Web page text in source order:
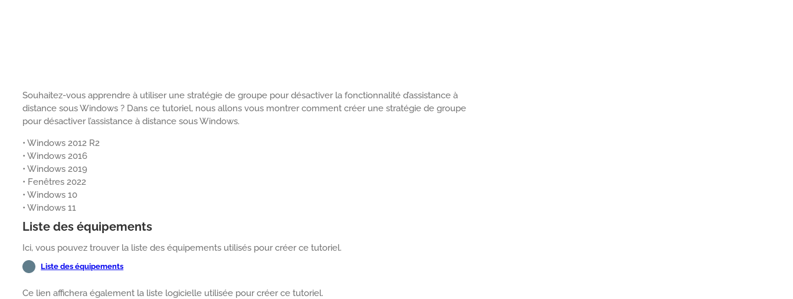
Souhaitez-vous apprendre à utiliser une stratégie de groupe pour désactiver la fonctionnalité d’assistance à
distance sous Windows ? Dans ce tutoriel, nous allons vous montrer comment créer une stratégie de groupe
pour désactiver l’assistance à distance sous Windows.
• Windows 2012 R2
• Windows 2016
• Windows 2019
• Fenêtres 2022
• Windows 10
• Windows 11
Liste des équipements
Ici, vous pouvez trouver la liste des équipements utilisés pour créer ce tutoriel.
Liste des équipements
Ce lien affichera également la liste logicielle utilisée pour créer ce tutoriel.